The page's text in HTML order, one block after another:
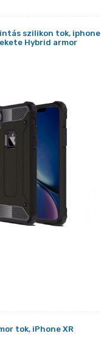
szilikon tok, iphone
Hybrid armor
tok, iPhone XR